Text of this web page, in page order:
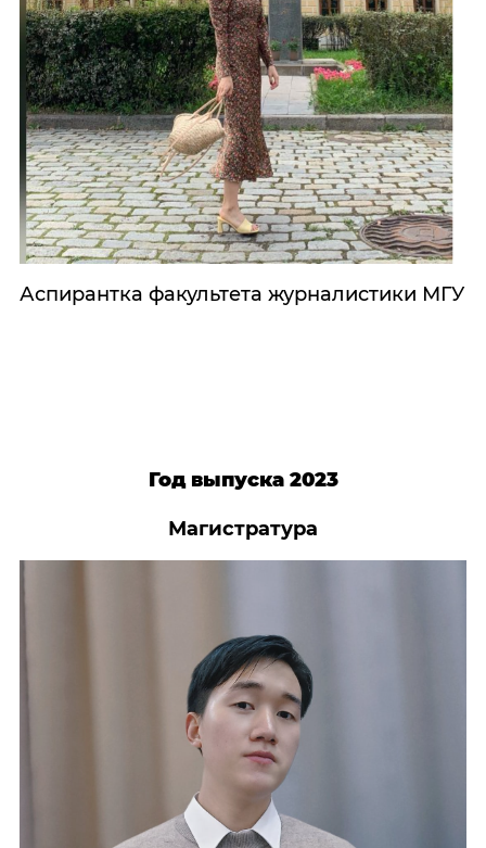
Аспирантка факультета журналистики МГУ
Год выпуска 2023
Магистратура